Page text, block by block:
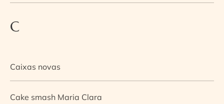
C
Caixas novas
Cake smash Maria Clara